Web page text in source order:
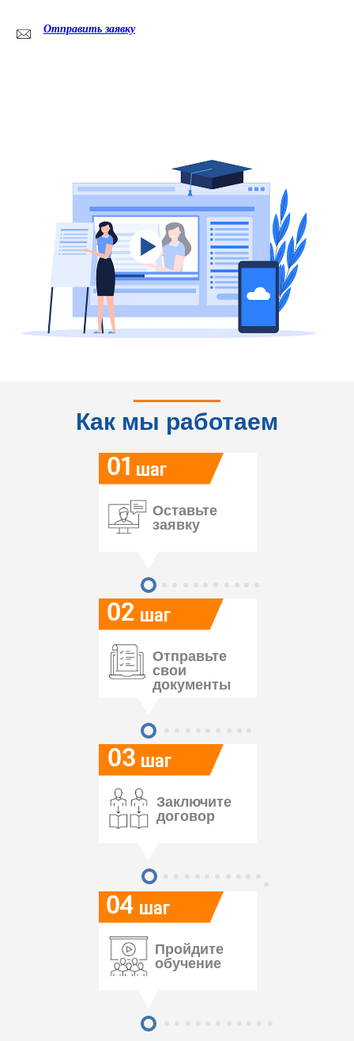
Отправить заявку
Как мы работаем
04
03
02
01
Оставьте
заявку
шаг
шаг
шаг
шаг
Отправьте
свои
документы
Заключите
договор
Пройдите
обучение